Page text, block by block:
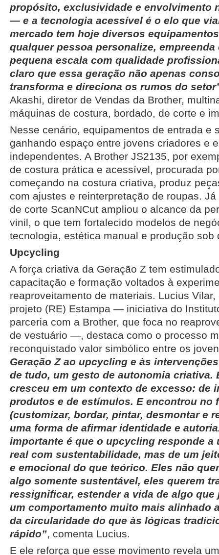
propósito, exclusividade e envolvimento
— e a tecnologia acessível é o elo que
mercado tem hoje diversos
qualquer pessoa personalize, empreenda
pequena escala com qualidade
claro que essa geração não apenas
transforma e direciona os rumos do
Akashi, diretor de Vendas da Brother,
máquinas de costura, bordado, de corte e
Nesse cenário, equipamentos de entrada e
ganhando espaço entre jovens criadores e
independentes. A Brother JS2135, por
de costura prática e acessível, procurada
começando na costura criativa, produz
com ajustes e reinterpretação de roupas.
de corte ScanNCut ampliou o alcance da
vinil, o que tem fortalecido modelos de
tecnologia, estética manual e produção sob
Upcycling
A força criativa da Geração Z tem
capacitação e formação voltados à
reaproveitamento de materiais. Lucius
projeto (RE) Estampa — iniciativa do
parceria com a Brother, que foca no
de vestuário —, destaca como o processo
reconquistado valor simbólico entre os
Geração Z ao upcycling e às
de tudo, um gesto de autonomia criativa.
cresceu em um contexto de excesso: de
produtos e de estímulos. E encontrou no
(customizar, bordar, pintar, desmontar e
uma forma de afirmar identidade e
importante é que o upcycling responde a
real com sustentabilidade, mas de um
e emocional do que teórico. Eles não
algo somente sustentável, eles querem
ressignificar, estender a vida de algo que
um comportamento muito mais alinhado
da circularidade do que às lógicas
rápido”, comenta Lucius.
E ele reforça que esse movimento revela